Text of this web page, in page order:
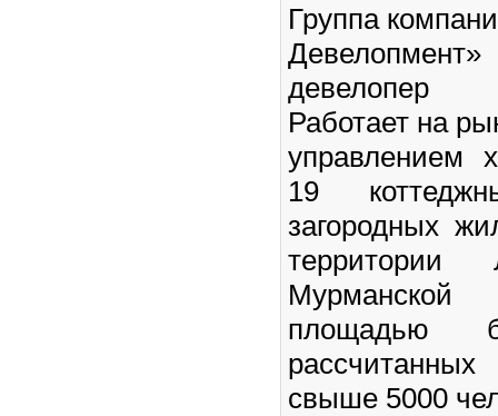
Группа
девелопер
Работает на
управлением
19
загородных
территории
Мурманской
площадью
свыше 5000